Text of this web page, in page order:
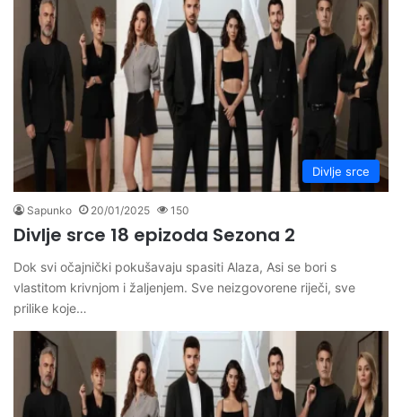
Divlje srce
Sapunko 20/01/2025 150
Divlje srce 18 epizoda Sezona 2
Dok svi očajnički pokušavaju spasiti Alaza, Asi se bori s
vlastitom krivnjom i žaljenjem. Sve neizgovorene riječi, sve
prilike koje…